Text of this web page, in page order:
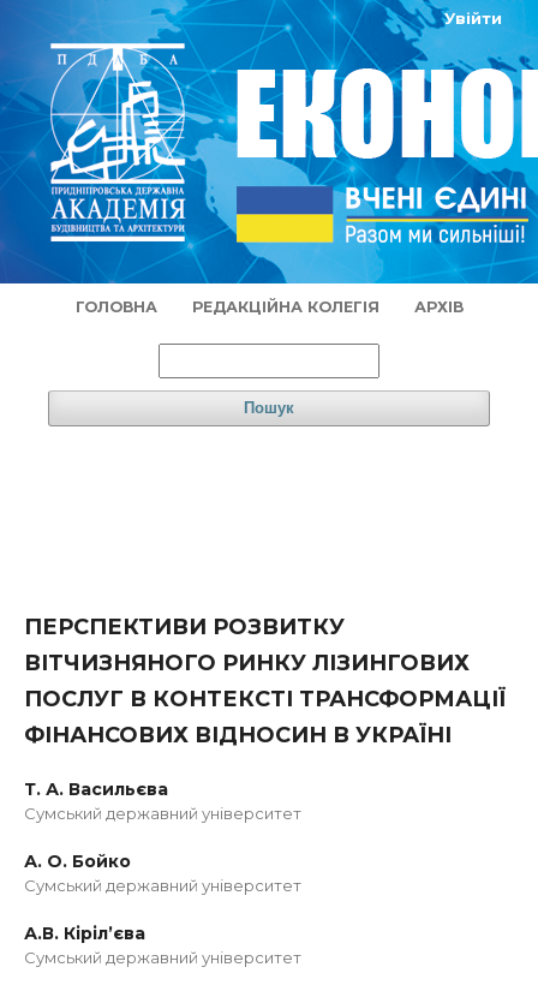
ГОЛОВНА РЕДАКЦІЙНА КОЛЕГІЯ АРХІВ
Пошук
Увійти
ПЕРСПЕКТИВИ РОЗВИТКУ
ВІТЧИЗНЯНОГО РИНКУ ЛІЗИНГОВИХ
ПОСЛУГ В КОНТЕКСТІ ТРАНСФОРМАЦІЇ
ФІНАНСОВИХ ВІДНОСИН В УКРАЇНІ
Т. А. Васильєва
Сумський державний університет
А. О. Бойко
Сумський державний університет
А.В. Кіріл’єва
Сумський державний університет